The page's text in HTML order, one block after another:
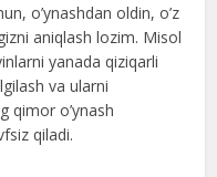
o’ynashdan oldin, o’z
aniqlash lozim. Misol
yanada qiziqarli
va ularni
qimor o’ynash
qiladi.